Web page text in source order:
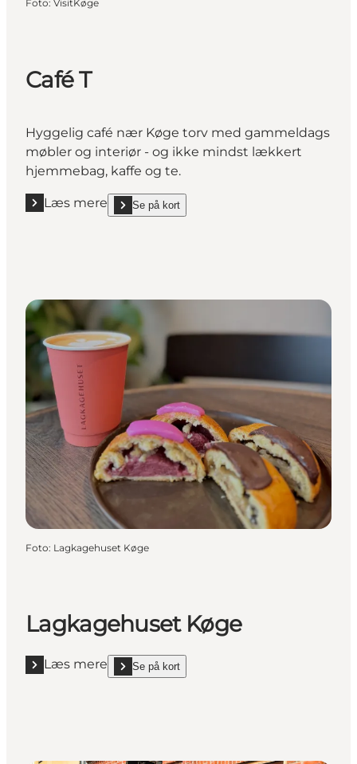
Foto: VisitKøge
Café T
Hyggelig café nær Køge torv med gammeldags
møbler og interiør - og ikke mindst lækkert
hjemmebag, kaffe og te.
Læs mere
Læs mere "Café T"Se på kort
show Café T on_map
Foto: Lagkagehuset Køge
Lagkagehuset Køge
Læs mere
Læs mere "Lagkagehuset Køge"
Se på kort
show Lagkagehuset Køge on_map